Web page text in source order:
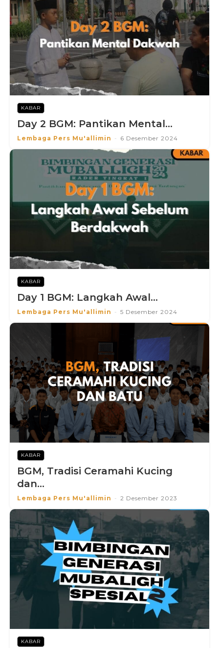
KABAR
Day 2 BGM: Pantikan Mental...
Lembaga Pers Mu'allimin - 6 Desember 2024
KABAR
Day 1 BGM: Langkah Awal...
Lembaga Pers Mu'allimin - 5 Desember 2024
KABAR
BGM, Tradisi Ceramahi Kucing
dan...
Lembaga Pers Mu'allimin - 2 Desember 2023
KABAR